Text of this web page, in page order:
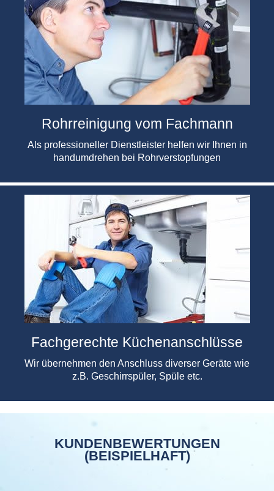
Rohrreinigung vom Fachmann
Als professioneller Dienstleister helfen wir Ihnen in
handumdrehen bei Rohrverstopfungen
Fachgerechte Küchenanschlüsse
Wir übernehmen den Anschluss diverser Geräte wie
z.B. Geschirrspüler, Spüle etc.
KUNDENBEWERTUNGEN
(BEISPIELHAFT)